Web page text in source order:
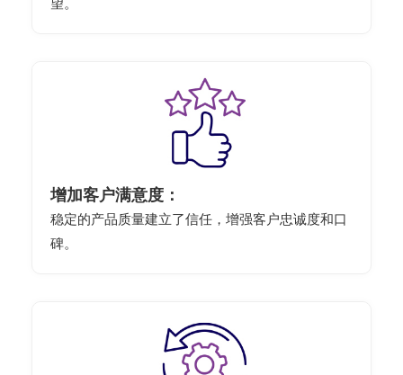
增加客户满意度：
稳定的产品质量建立了信任，增强客户忠诚度和口
碑。